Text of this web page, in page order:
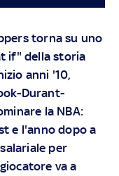
torna su uno
if" della storia
anni '10,
Durant-
la NBA:
e l'anno dopo a
per
va a